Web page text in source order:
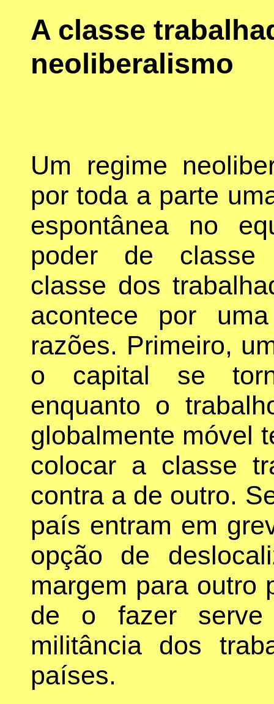
A classe
neoliberalismo
Um regime
por toda a parte
espontânea no
poder de
classe dos
acontece por
razões. Primeiro,
o capital se
enquanto o
globalmente móvel
colocar a classe
contra a de outro.
país entram em
opção de
margem para outro
de o fazer
militância dos
países.